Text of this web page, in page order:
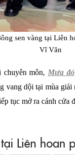
sen vàng tại Liên
Vĩ Văn
môn, Mưa đỏ
dội tại mùa giải
tục mở ra cánh cửa
Liên hoan